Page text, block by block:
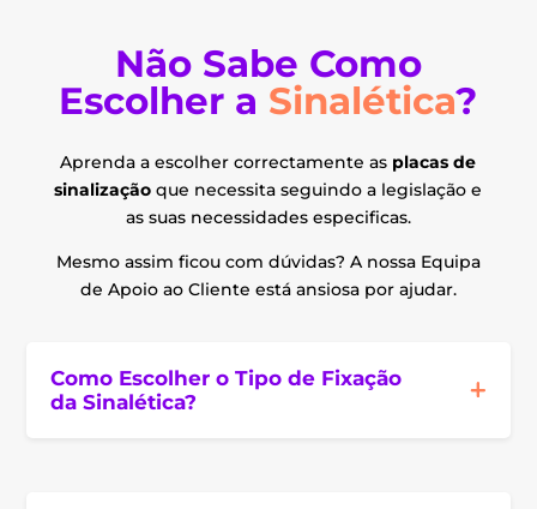
Não Sabe Como
Escolher a Sinalética?
Aprenda a escolher correctamente as placas de
sinalização que necessita seguindo a legislação e
as suas necessidades especificas.
Mesmo assim ficou com dúvidas? A nossa Equipa
de Apoio ao Cliente está ansiosa por ajudar.
Como Escolher o Tipo de Fixação
da Sinalética?